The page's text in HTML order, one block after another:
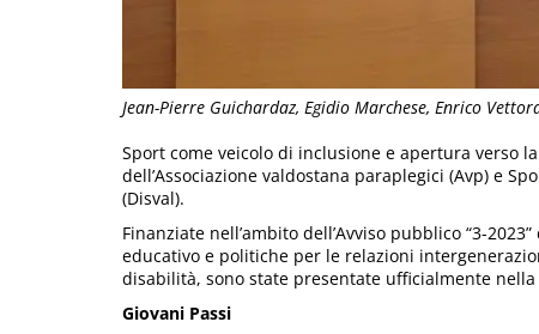
Jean-Pierre Guichardaz, Egidio Marchese, Enrico
Sport come veicolo di inclusione e apertura verso
dell’Associazione valdostana paraplegici (Avp) e
(Disval).
Finanziate nell’ambito dell’Avviso pubblico “3-
educativo e politiche per le relazioni
disabilità, sono state presentate ufficialmente
Giovani Passi